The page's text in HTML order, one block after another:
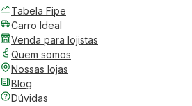
Tabela Fipe
Carro Ideal
Venda para lojistas
Quem somos
Nossas lojas
Blog
Dúvidas